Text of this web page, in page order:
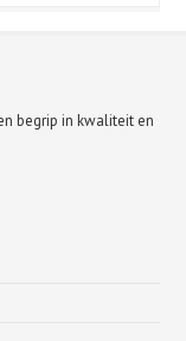
begrip in kwaliteit en